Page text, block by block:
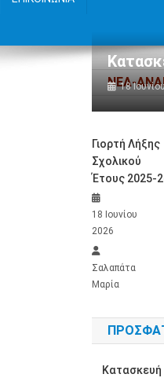
ΝΕΑ-
18
Γιορτή Λήξης
Σχολικού
Έτους 2025-
18 Ιουνίου
2026
Σαλαπάτα
Μαρία
Κατασκευή